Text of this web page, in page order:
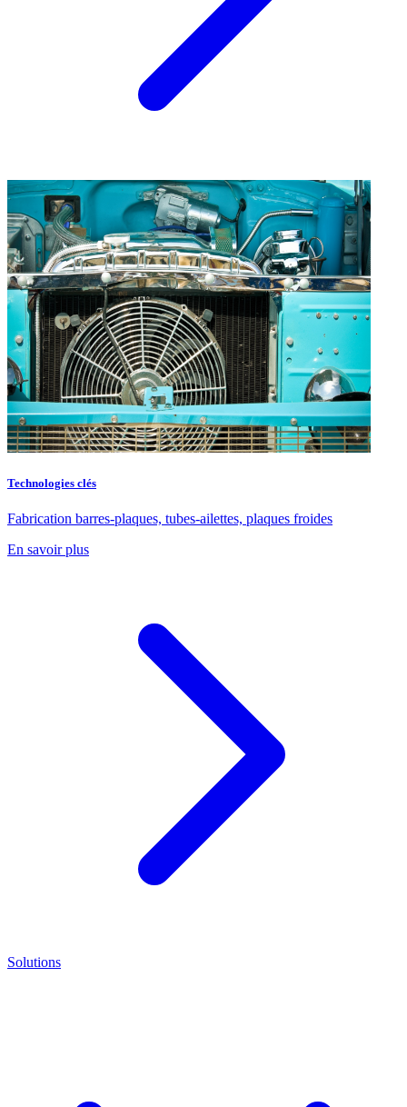
Technologies clés
Fabrication barres-plaques, tubes-ailettes, plaques froides
En savoir plus
Solutions